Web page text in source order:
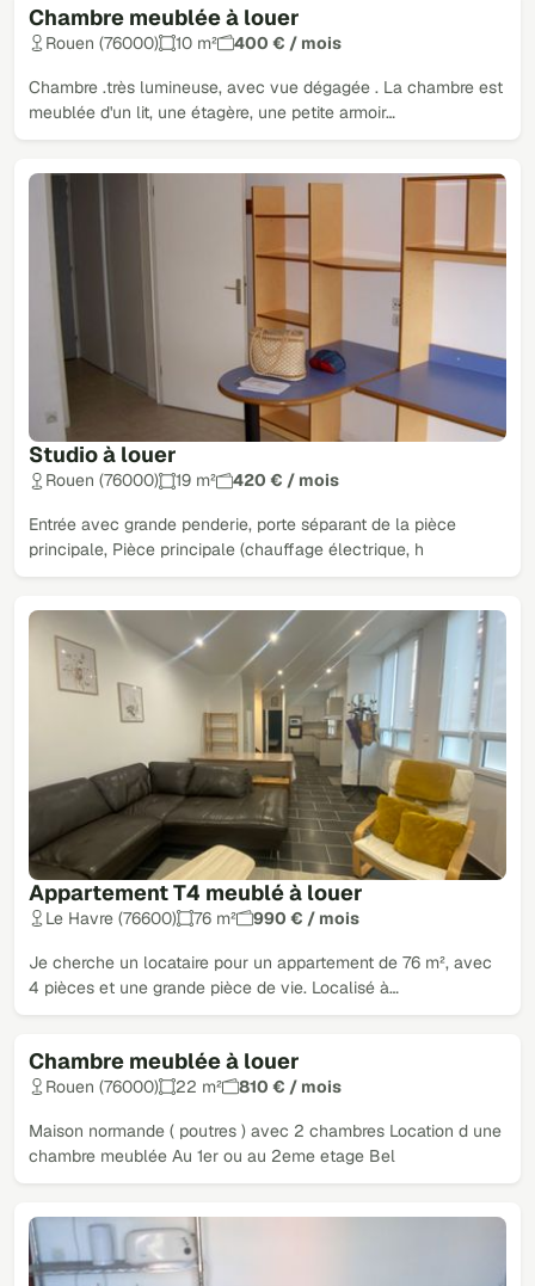
Chambre meublée à louer
Rouen (76000) 10 m² 400 € / mois
Chambre .très lumineuse, avec vue dégagée . La chambre est
meublée d'un lit, une étagère, une petite armoir…
Studio à louer
Rouen (76000) 19 m² 420 € / mois
Entrée avec grande penderie, porte séparant de la pièce
principale, Pièce principale (chauffage électrique, h
Appartement T4 meublé à louer
Le Havre (76600) 76 m² 990 € / mois
Je cherche un locataire pour un appartement de 76 m², avec
4 pièces et une grande pièce de vie. Localisé à…
Chambre meublée à louer
Rouen (76000) 22 m² 810 € / mois
Maison normande ( poutres ) avec 2 chambres Location d une
chambre meublée Au 1er ou au 2eme etage Bel